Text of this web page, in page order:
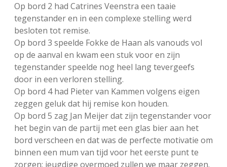
Op bord 2 had Catrines Veenstra een taaie
tegenstander en in een complexe stelling werd
besloten tot remise.
Op bord 3 speelde Fokke de Haan als vanouds vol
op de aanval en kwam een stuk voor en zijn
tegenstander speelde nog heel lang tevergeefs
door in een verloren stelling.
Op bord 4 had Pieter van Kammen volgens eigen
zeggen geluk dat hij remise kon houden.
Op bord 5 zag Jan Meijer dat zijn tegenstander voor
het begin van de partij met een glas bier aan het
bord verscheen en dat was de perfecte motivatie om
binnen een mum van tijd voor het eerste punt te
zorgen; jeugdige overmoed zullen we maar zeggen.